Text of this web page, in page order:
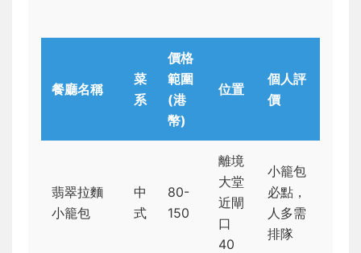
餐廳名稱
菜
系
價格
範圍
(港
幣)
位置
個人評
價
翡翠拉麵
小籠包
中
式
80-
150
離境
大堂
近閘
口
40
小籠包
必點，
人多需
排隊